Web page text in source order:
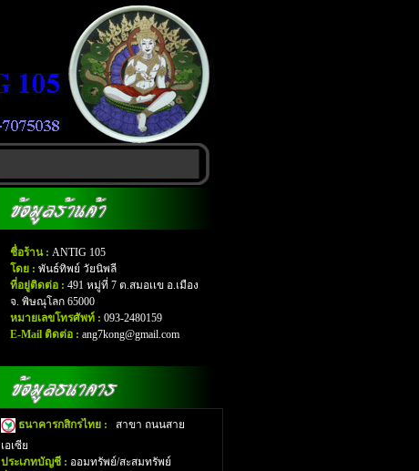
ชื่อร้าน : ANTIG 105
โดย : พันธ์ทิพย์ วัยนิพลี
ที่อยู่ติดต่อ : 491 หมู่ที่ 7 ต.สมอเเข อ.เมือง
จ. พิษณุโลก 65000
หมายเลขโทรศัพท์ : 093-2480159
E-Mail ติดต่อ : ang7kong@gmail.com
ธนาคารกสิกรไทย :
สาขา ถนนสาย
เอเซีย
ประเภทบัญชี : ออมทรัพย์/สะสมทรัพย์